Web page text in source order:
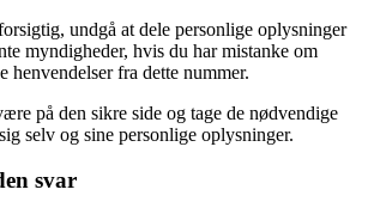
undgå at dele personlige oplysninger
myndigheder, hvis du har mistanke om
henvendelser fra dette nummer.
på den sikre side og tage de nødvendige
selv og sine personlige oplysninger.
svar